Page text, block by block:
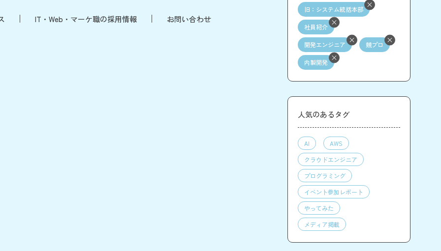
IT・Web・マーケ職の採用情報 お問い合わせ
旧：システム統括本部
社員紹介
開発エンジニア 競プロ
内製開発
人気のあるタグ
AI
AWS
クラウドエンジニア
プログラミング
イベント参加レポート
やってみた
メディア掲載